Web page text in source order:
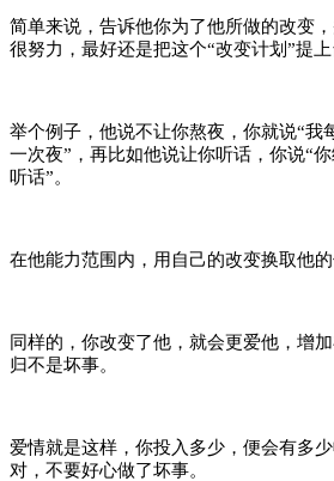
简单来说，告诉他你为了他所做的改变
很努力，最好还是把这个“改变计划”提上
举个例子，他说不让你熬夜，你就说“我
一次夜”，再比如他说让你听话，你说“
听话”。
在他能力范围内，用自己的改变换取他的
同样的，你改变了他，就会更爱他，增
归不是坏事。
爱情就是这样，你投入多少，便会有多
对，不要好心做了坏事。